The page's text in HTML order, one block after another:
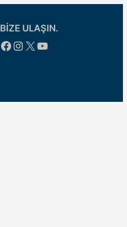
BİZE ULAŞIN.
Facebook
Instagram
X YouTube